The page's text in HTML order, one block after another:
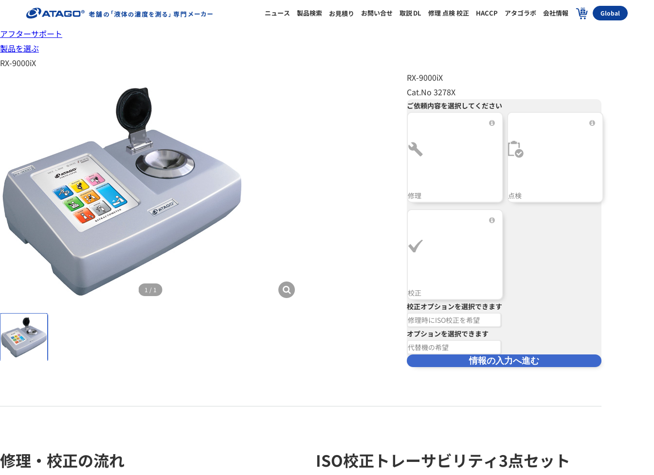
ニュース 製品検索 お見積り お問い合せ 取説DL 修理 点検 校正 HACCP アタゴラボ 会社情報 Global
アフターサポート
製品を選ぶ
RX-9000iX
1 / 1
RX-9000iX
Cat.No 3278X
ご依頼内容を選択してください
修理 点検
校正
校正オプションを選択できます
修理時にISO校正を希望
オプションを選択できます
代替機の希望
情報の入力へ進む
修理・校正の流れ ISO校正 トレーサビリティ3点セット